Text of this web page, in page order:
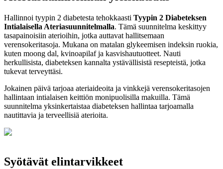
Hallinnoi tyypin 2 diabetesta tehokkaasti Tyypin 2 Diabeteksen
Intialaisella Ateriasuunnitelmalla. Tämä suunnitelma keskittyy
tasapainoisiin aterioihin, jotka auttavat hallitsemaan
verensokeritasoja. Mukana on matalan glykeemisen indeksin ruokia,
kuten moong dal, kvinoapilaf ja kasvishautuotteet. Nauti
herkullisista, diabeteksen kannalta ystävällisistä resepteistä, jotka
tukevat terveyttäsi.
Jokainen päivä tarjoaa ateriaideoita ja vinkkejä verensokeritasojen
hallintaan intialaisen keittiön monipuolisilla makuilla. Tämä
suunnitelma yksinkertaistaa diabeteksen hallintaa tarjoamalla
nautittavia ja terveellisiä aterioita.
Syötävät elintarvikkeet